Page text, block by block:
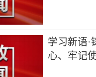
学习新语·
心、牢记